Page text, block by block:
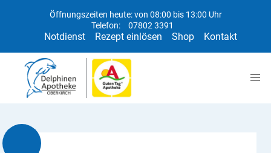
Öffnungszeiten heute: von 08:00 bis 13:00 Uhr
Telefon:
07802 3391
Notdienst Rezept einlösen Shop Kontakt